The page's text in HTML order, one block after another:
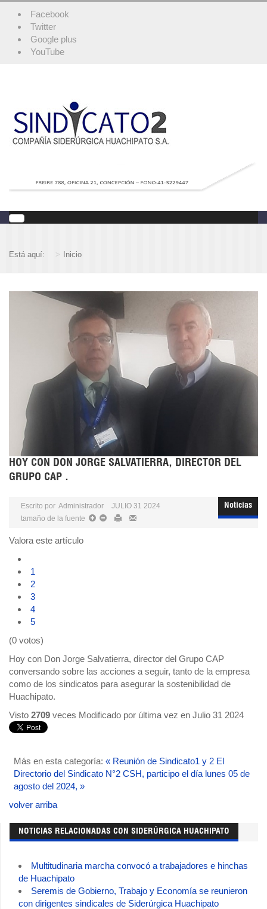
Facebook
Twitter
Google plus
YouTube
Está aquí: Inicio
HOY CON DON JORGE SALVATIERRA, DIRECTOR DEL
GRUPO CAP .
Noticias
Escrito por Administrador
JULIO 31 2024
tamaño de la fuente
Valora este artículo
1
2
3
4
5
(0 votos)
Hoy con Don Jorge Salvatierra, director del Grupo CAP
conversando sobre las acciones a seguir, tanto de la empresa
como de los sindicatos para asegurar la sostenibilidad de
Huachipato.
Visto 2709 veces Modificado por última vez en Julio 31 2024
Más en esta categoría: « Reunión de Sindicato1 y 2 El
Directorio del Sindicato N°2 CSH, participo el día lunes 05 de
agosto del 2024, »
volver arriba
NOTICIAS RELACIONADAS CON SIDERÚRGICA HUACHIPATO
Multitudinaria marcha convocó a trabajadores e hinchas
de Huachipato
Seremis de Gobierno, Trabajo y Economía se reunieron
con dirigentes sindicales de Siderúrgica Huachipato